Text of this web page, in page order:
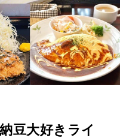
豆大好きライ